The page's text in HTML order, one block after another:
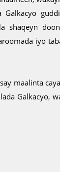
Galkacyo
shaqeyn
iyo
maalinta
Galkacyo,